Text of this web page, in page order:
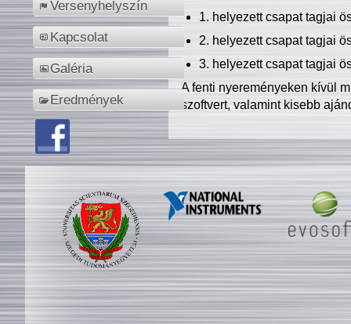
Versenyhelyszín
Kapcsolat
Galéria
Eredmények
1. helyezett csapat tagjai
2. helyezett csapat tagjai
3. helyezett csapat tagjai
A fenti nyereményeken kívül
szoftvert, valamint kisebb